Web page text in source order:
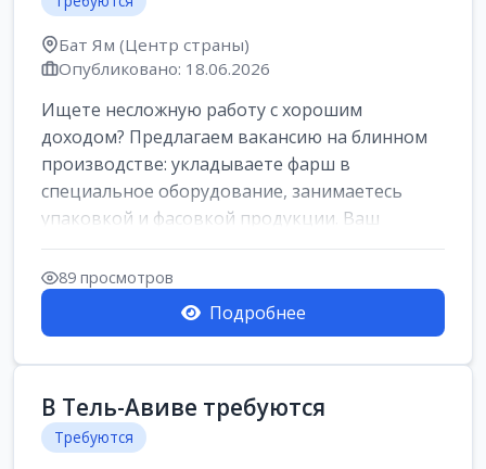
Бат Ям (Центр страны)
Опубликовано: 18.06.2026
Ищете несложную работу с хорошим
доходом? Предлагаем вакансию на блинном
производстве: укладываете фарш в
специальное оборудование, занимаетесь
упаковкой и фасовкой продукции. Ваш
заработок составит о...
89 просмотров
Подробнее
В Тель-Авиве требуются
Требуются